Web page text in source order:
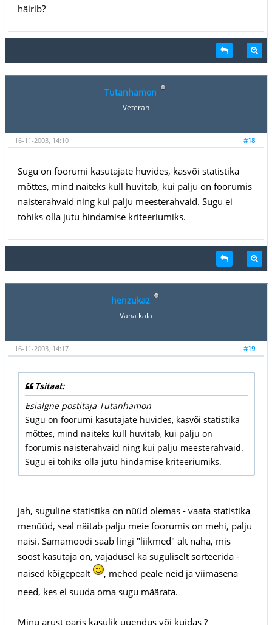
häirib?
Tutanhamon
Veteran
#18
16-11-2003, 14:10
Sugu on foorumi kasutajate huvides, kasvõi statistika
mõttes, mind näiteks küll huvitab, kui palju on foorumis
naisterahvaid ning kui palju meesterahvaid. Sugu ei
tohiks olla jutu hindamise kriteeriumiks.
henzukaz
Vana kala
#19
16-11-2003, 14:17
Tsitaat:
Esialgne postitaja Tutanhamon
Sugu on foorumi kasutajate huvides, kasvõi statistika
mõttes, mind näiteks küll huvitab, kui palju on
foorumis naisterahvaid ning kui palju meesterahvaid.
Sugu ei tohiks olla jutu hindamise kriteeriumiks.
jah, suguline statistika on nüüd olemas - vaata statistika
menüüd, seal näitab palju meie foorumis on mehi, palju
naisi. Samamoodi saab lingi "liikmed" alt näha, mis
soost kasutaja on, vajadusel ka suguliselt sorteerida -
naised kõigepealt
, mehed peale neid ja viimasena
need, kes ei suuda oma sugu määrata.
Minu arust päris kasulik uuendus või kuidas ?